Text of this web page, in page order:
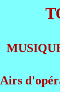
Airs